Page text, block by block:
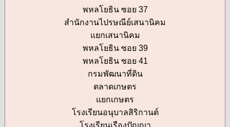
พหลโยธิน ซอย 37
สำนักงานไปรษณีย์เสนานิคม
แยกเสนานิคม
พหลโยธิน ซอย 39
พหลโยธิน ซอย 41
กรมพัฒนาที่ดิน
ตลาดเกษตร
แยกเกษตร
โรงเรียนอนุบาลสิริกานต์
โรงเรียนเรืองปัญญา